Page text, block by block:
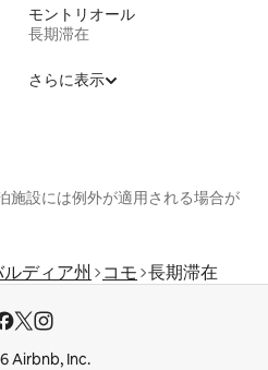
モントリオール
長期滞在
さらに表示
施設には例外が適用される場合が
ルディア州 コモ 長期滞在
Airbnb, Inc.